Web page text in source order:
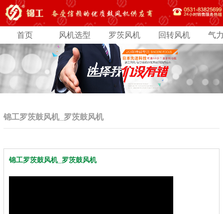
首页 风机选型 罗茨风机 回转风机 气
锦工罗茨鼓风机_罗茨鼓风机
锦工罗茨鼓风机_罗茨鼓风机